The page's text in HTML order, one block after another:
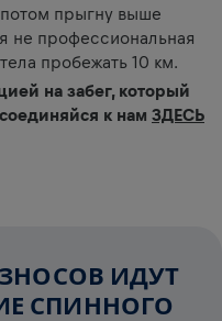
прыгну выше
не профессиональная
пробежать 10 км.
на забег, который
к нам ЗДЕСЬ
ИДУТ
СПИННОГО